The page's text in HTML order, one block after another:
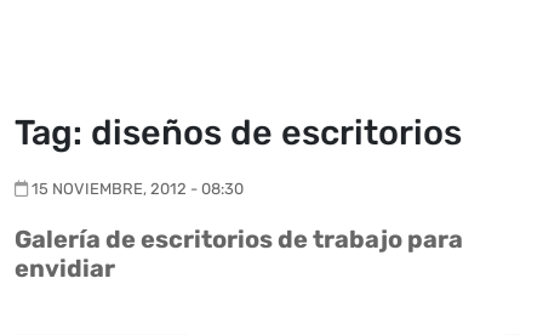
Tag: diseños de escritorios
15 NOVIEMBRE, 2012 - 08:30
Galería de escritorios de trabajo para
envidiar